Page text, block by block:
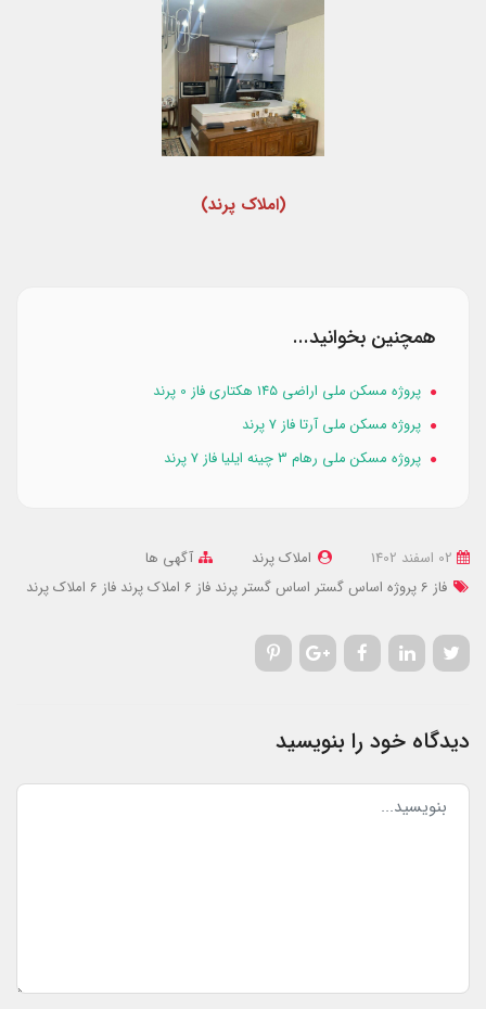
(املاک پرند)
همچنین بخوانید...
پروژه مسکن ملی اراضی ۱۴۵ هکتاری فاز 0 پرند
پروژه مسکن ملی آرتا فاز 7 پرند
پروژه مسکن ملی رهام 3 چینه ایلیا فاز 7 پرند
املاک پرند
آگهی ها
فاز 6 پروژه اساس گستر
اساس گستر پرند فاز 6 املاک پرند فاز 6 املاک پرند
دیدگاه خود را بنویسید